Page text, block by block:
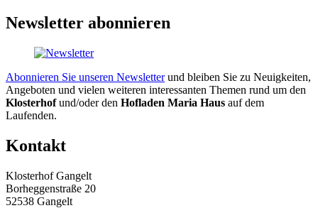
Newsletter abonnieren
Abonnieren Sie unseren Newsletterund bleiben Sie zu Neuigkeiten,
Angeboten und vielen weiteren interessanten Themen rund um den
Klosterhofund/oder den Hofladen Maria Haus auf dem
Laufenden.
Kontakt
Klosterhof Gangelt
Borheggenstraße 20
52538 Gangelt